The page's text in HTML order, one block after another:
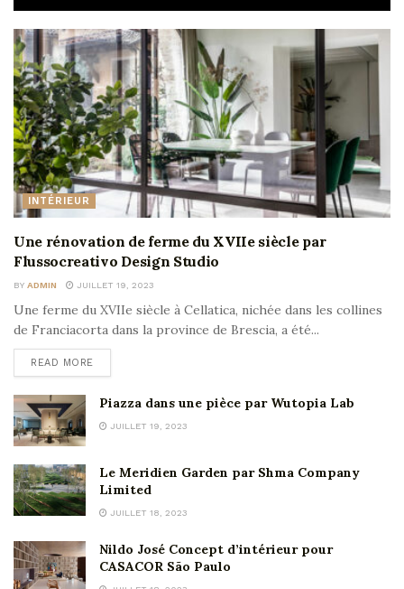
INTÉRIEUR
Une rénovation de ferme du XVIIe siècle par
Flussocreativo Design Studio
BY ADMIN JUILLET 19, 2023
Une ferme du XVIIe siècle à Cellatica, nichée dans les collines
de Franciacorta dans la province de Brescia, a été...
READ MORE
Piazza dans une pièce par Wutopia Lab
JUILLET 19, 2023
Le Meridien Garden par Shma Company
Limited
JUILLET 18, 2023
Nildo José Concept d’intérieur pour
CASACOR São Paulo